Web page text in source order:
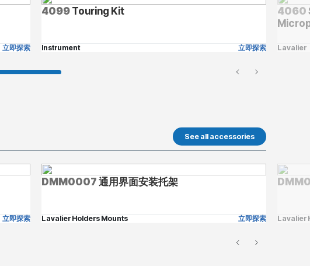
立即探索
4099Touring Kit
Instrument 立即探索
4060
Lavalier
See all accessories
立即探索
DMM0007通用界面安装托架
Lavalier Holders Mounts 立即探索 Lavalier